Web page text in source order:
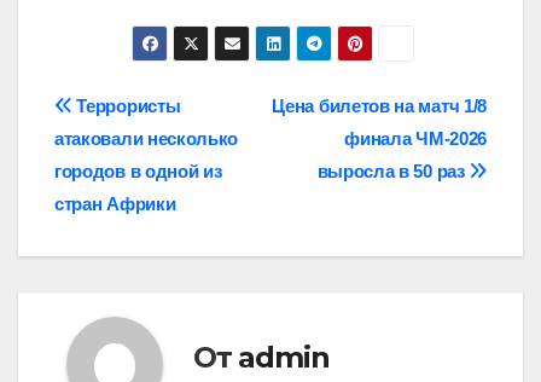
Навигация
по
записям
Цена билетов на матч 1/8
финала ЧМ-2026
выросла в 50 раз
Террористы
атаковали несколько
городов в одной из
стран Африки
От admin